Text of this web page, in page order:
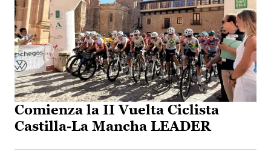
Comienza la II Vuelta Ciclista
Castilla-La Mancha LEADER